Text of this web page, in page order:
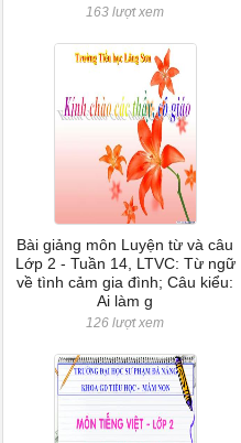
163 lượt xem
Bài giảng môn Luyện từ và câu
Lớp 2 - Tuần 14, LTVC: Từ ngữ
về tình cảm gia đình; Câu kiểu:
Ai làm g
126 lượt xem